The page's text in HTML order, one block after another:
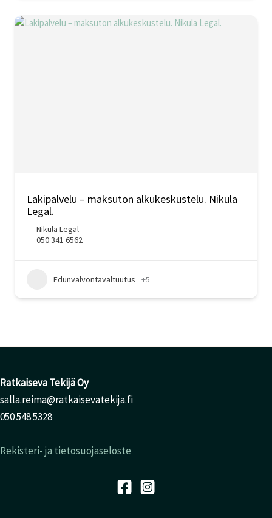
Lakipalvelu – maksuton alkukeskustelu. Nikula
Legal.
Nikula Legal
050 341 6562
Edunvalvontavaltuutus +5
Ratkaiseva Tekijä Oy
salla.reima@ratkaisevatekija.fi
050 548 5328
Rekisteri- ja tietosuojaseloste